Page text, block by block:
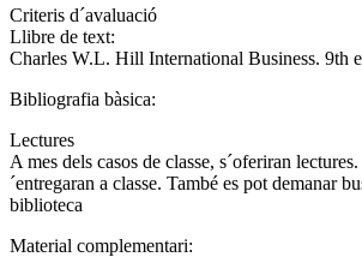
Criteris d´avaluació
Llibre de text:
Charles W.L. Hill International Business. 9th
Bibliografia bàsica:
Lectures
A mes dels casos de classe, s´oferiran
´entregaran a classe. També es pot demanar
biblioteca
Material complementari: